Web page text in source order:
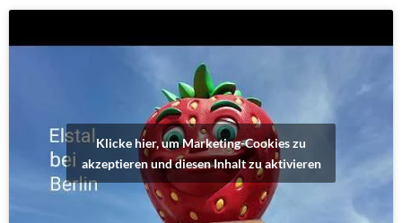
Klicke hier, um Marketing-Cookies zu
akzeptieren und diesen Inhalt zu aktivieren